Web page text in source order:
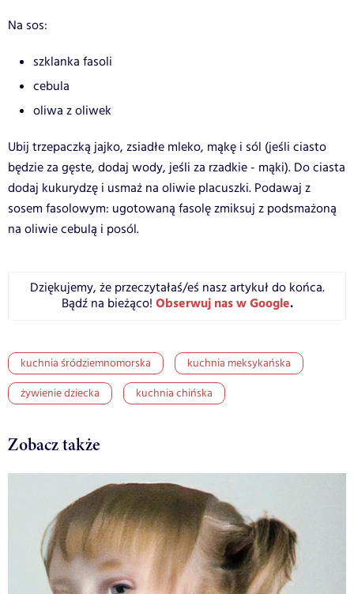
Na sos:
szklanka fasoli
cebula
oliwa z oliwek
Ubij trzepaczką jajko, zsiadłe mleko, mąkę i sól (jeśli ciasto
będzie za gęste, dodaj wody, jeśli za rzadkie - mąki). Do ciasta
dodaj kukurydzę i usmaż na oliwie placuszki. Podawaj z
sosem fasolowym: ugotowaną fasolę zmiksuj z podsmażoną
na oliwie cebulą i posól.
Dziękujemy, że przeczytałaś/eś nasz artykuł do końca.
Bądź na bieżąco! Obserwuj nas w Google.
kuchnia śródziemnomorska
kuchnia meksykańska
żywienie dziecka
kuchnia chińska
Zobacz także